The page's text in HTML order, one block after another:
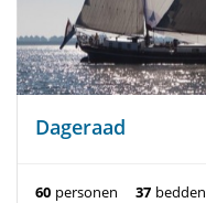
Dageraad
60 personen 37 bedden